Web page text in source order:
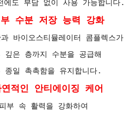
에도 부담 없이 사용 가능합니다.
부 수분 저장 능력 강화
바이오스티뮬레이터 콤플렉스가
깊은 층까지 수분을 공급해
종일 촉촉함을 유지합니다.
연적인 안티에이징 케어
피부 속 활력을 강화하여